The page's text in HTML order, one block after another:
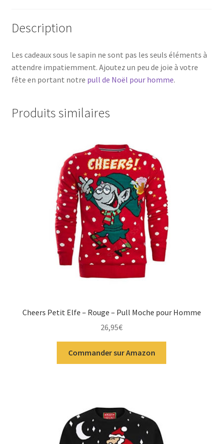
Description
Les cadeaux sous le sapin ne sont pas les seuls éléments à
attendre impatiemment. Ajoutez un peu de joie à votre
fête en portant notre pull de Noël pour homme.
Produits similaires
Cheers Petit Elfe – Rouge – Pull Moche pour Homme
26,95€
Commander sur Amazon